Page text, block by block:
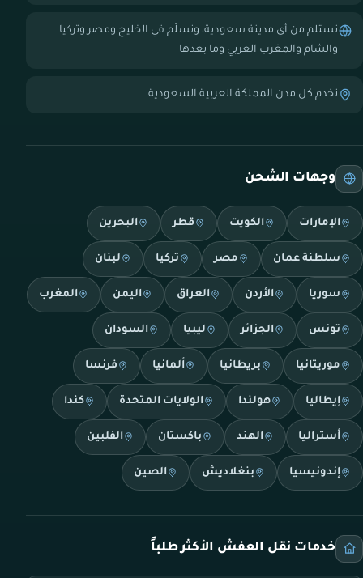
نستلم من أي مدينة سعودية، ونسلّم في الخليج ومصر وتركيا
والشام والمغرب العربي وما بعدها
نخدم كل مدن المملكة العربية السعودية
وجهات الشحن
الإمارات الكويت قطر البحرين
سلطنة عمان مصر تركيا لبنان
سوريا الأردن العراق اليمن المغرب
تونس الجزائر ليبيا السودان
موريتانيا بريطانيا ألمانيا فرنسا
إيطاليا هولندا الولايات المتحدة كندا
أستراليا الهند باكستان الفلبين
إندونيسيا بنغلاديش الصين
خدمات نقل العفش الأكثر طلباً